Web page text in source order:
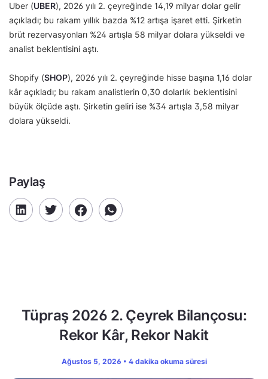
Uber (UBER), 2026 yılı 2. çeyreğinde 14,19 milyar dolar gelir
açıkladı; bu rakam yıllık bazda %12 artışa işaret etti. Şirketin
brüt rezervasyonları %24 artışla 58 milyar dolara yükseldi ve
analist beklentisini aştı.
Shopify (SHOP), 2026 yılı 2. çeyreğinde hisse başına 1,16 dolar
kâr açıkladı; bu rakam analistlerin 0,30 dolarlık beklentisini
büyük ölçüde aştı. Şirketin geliri ise %34 artışla 3,58 milyar
dolara yükseldi.
Paylaş
Tüpraş 2026 2. Çeyrek Bilançosu:
Rekor Kâr, Rekor Nakit
Ağustos 5, 2026 • 4 dakika okuma süresi